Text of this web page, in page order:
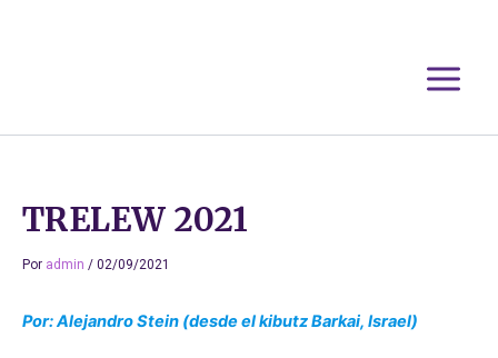
TRELEW 2021
Por admin / 02/09/2021
Por: Alejandro Stein (desde el kibutz Barkai, Israel)